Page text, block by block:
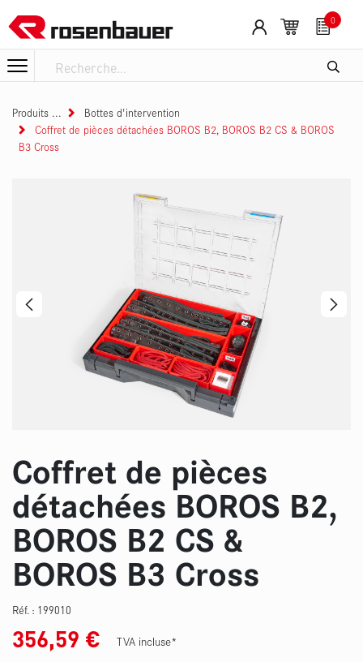
0
Produits
Bottes d'intervention
Coffret de pièces détachées BOROS B2, BOROS B2 CS & BOROS
B3 Cross
Coffret de pièces
détachées BOROS B2,
BOROS B2 CS &
BOROS B3 Cross
Réf. : 199010
356,59 €
TVA incluse*